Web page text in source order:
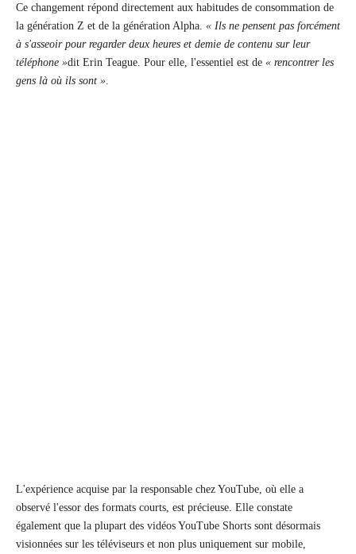
Ce changement répond directement aux habitudes de consommation de
la génération Z et de la génération Alpha. « Ils ne pensent pas forcément
à s'asseoir pour regarder deux heures et demie de contenu sur leur
téléphone »dit Erin Teague. Pour elle, l'essentiel est de « rencontrer les
gens là où ils sont »
L'expérience acquise par la responsable chez YouTube, où elle a
observé l'essor des formats courts, est précieuse. Elle constate
également que la plupart des vidéos YouTube Shorts sont désormais
visionnées sur les téléviseurs et non plus uniquement sur mobile,